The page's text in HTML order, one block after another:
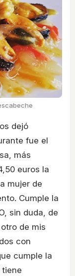
dejó
fue el
más
euros la
mujer de
Cumple la
sin duda, de
de mis
con
cumple la